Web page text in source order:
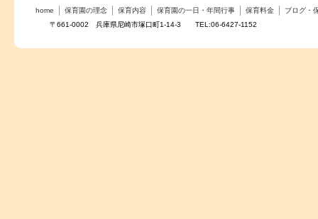
home 保育園の理念 保育内容 保育園の一日・年間行事 保育料金
ブログ・
〒661-0002 兵庫県尼崎市塚口町1-14-3 TEL:06-6427-1152